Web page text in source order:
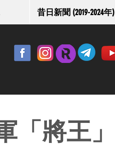
昔日新聞 (2019-2024年)
「將王」